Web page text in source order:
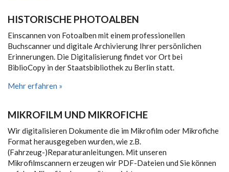
HISTORISCHE PHOTOALBEN
Einscannen von Fotoalben mit einem professionellen
Buchscanner und digitale Archivierung Ihrer persönlichen
Erinnerungen. Die Digitalisierung findet vor Ort bei
BiblioCopy in der Staatsbibliothek zu Berlin statt.
Mehr erfahren »
MIKROFILM UND MIKROFICHE
Wir digitalisieren Dokumente die im Mikrofilm oder Mikrofiche
Format herausgegeben wurden, wie z.B.
(Fahrzeug-)Reparaturanleitungen. Mit unseren
Mikrofilmscannern erzeugen wir PDF-Dateien und Sie können